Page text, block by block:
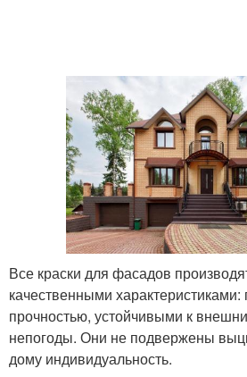
Все краски для фасадов
качественными
прочностью, устойчивыми к
непогоды. Они не подвержены
дому индивидуальность.